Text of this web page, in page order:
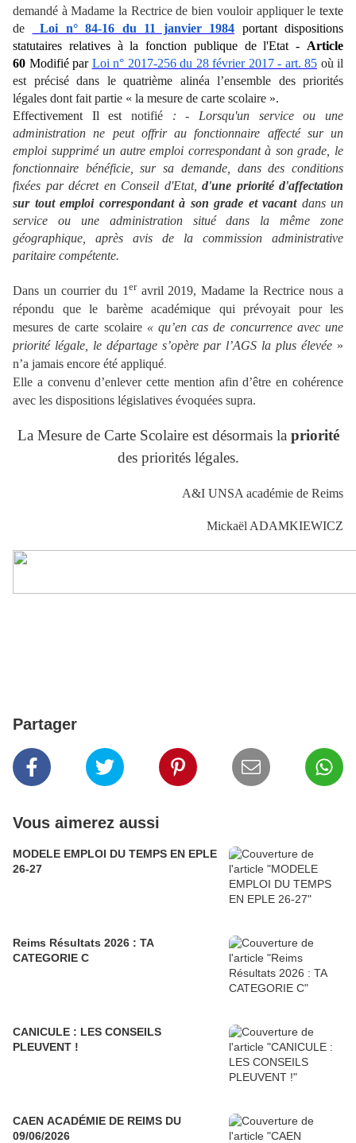
demandé à Madame la Rectrice de bien vouloir appliquer le texte
de
Loi n° 84-16 du 11 janvier 1984 portant dispositions
statutaires relatives à la fonction publique de l'Etat - Article
60 Modifié par Loi n° 2017-256 du 28 février 2017 - art. 85 où il
est précisé dans le quatrième alinéa l’ensemble des priorités
légales dont fait partie « la mesure de carte scolaire ».
Effectivement Il est notifié : - Lorsqu'un service ou une
administration ne peut offrir au fonctionnaire affecté sur un
emploi supprimé un autre emploi correspondant à son grade, le
fonctionnaire bénéficie, sur sa demande, dans des conditions
fixées par décret en Conseil d'Etat, d'une priorité d'affectation
sur tout emploi correspondant à son grade et vacantdans un
service ou une administration situé dans la même zone
géographique, après avis de la commission administrative
paritaire compétente.
Dans un courrier du 1 eravril 2019, Madame la Rectrice nous a
répondu que le barème académique qui prévoyait pour les
mesures de carte scolaire « qu’en cas de concurrence avec une
priorité légale, le départage s’opère par l’AGS la plus élevée »
n’a jamais encore été appliqué
Elle a convenu d’enlever cette mention afin d’être en cohérence
avec les dispositions législatives évoquées supra.
La Mesure de Carte Scolaire est désormais la priorité
des priorités légales.
A&I UNSA académie de Reims
Mickaël ADAMKIEWICZ
Partager
Vous aimerez aussi
MODELE EMPLOI DU TEMPS EN EPLE
26-27
Reims Résultats 2026 : TA
CATEGORIE C
CANICULE : LES CONSEILS
PLEUVENT !
CAEN ACADÉMIE DE REIMS DU
09/06/2026